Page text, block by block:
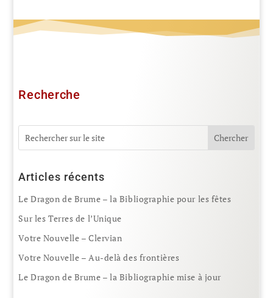
Recherche
Articles récents
Le Dragon de Brume – la Bibliographie pour les fêtes
Sur les Terres de l’Unique
Votre Nouvelle – Clervian
Votre Nouvelle – Au-delà des frontières
Le Dragon de Brume – la Bibliographie mise à jour